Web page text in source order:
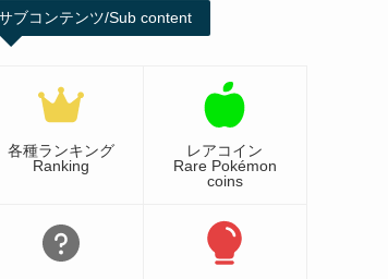
ブコンテンツ/Sub content
各種ランキング
Ranking
レアコイン
Rare Pokémon
coins